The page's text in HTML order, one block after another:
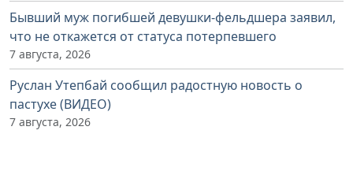
Бывший муж погибшей девушки-фельдшера заявил,
что не откажется от статуса потерпевшего
7 августа, 2026
Руслан Утепбай сообщил радостную новость о
пастухе (ВИДЕО)
7 августа, 2026